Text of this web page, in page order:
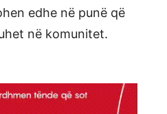
edhe në punë që
në komunitet.